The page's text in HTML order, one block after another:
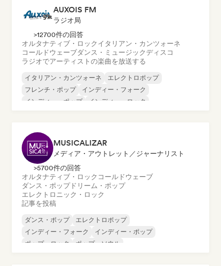
AUXOIS FM
ラジオ局
>12700件の回答
オルタナティブ・ロックイタリアン・カンツォーネ
コールドウェーブダンス・ミュージックディスコ
ラジオでアーティストの楽曲を放送する
イタリアン・カンツォーネ
エレクトロポップ
フレンチ・ポップ
インディー・フォーク
インディー・ポップ
インディー・ロック
MUSICALIZAR
メディア・アウトレット／ジャーナリスト
>5700件の回答
オルタナティブ・ロック コールドウェーブ
ダンス・ポップドリーム・ポップ
エレクトロニック・ロック
記事を投稿
ダンス・ポップ
エレクトロポップ
インディー・フォーク
インディー・ポップ
ポップ・ロック
ポップ・ソウル